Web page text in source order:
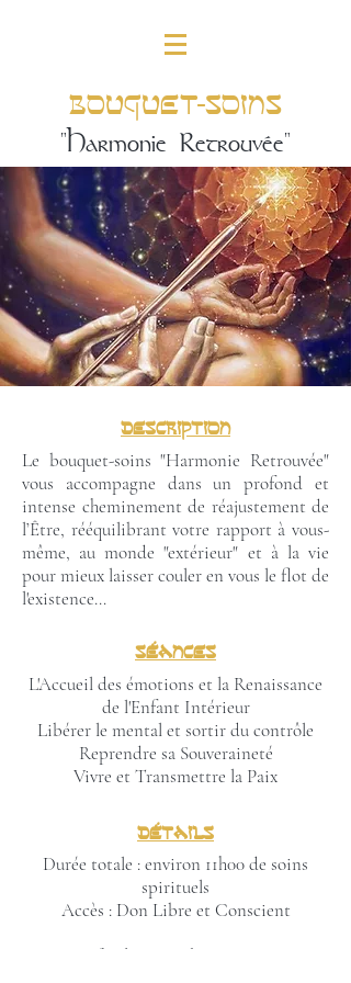
Bouquet-soins
"Harmonie Retrouvée"
Description
Le bouquet-soins "Harmonie Retrouvée"
vous accompagne dans un profond et
intense cheminement de réajustement de
l’Être, rééquilibrant votre rapport à vous-
même, au monde "extérieur" et à la vie
pour mieux laisser couler en vous le flot de
l'existence…
Séances
L'Accueil des émotions et la Renaissance
de l'Enfant Intérieur
Libérer le mental et sortir du contrôle
Reprendre sa Souveraineté
Vivre et Transmettre la Paix
Détails
Durée totale : environ 11h00 de soins
spirituels
Accès : Don Libre et Conscient
~ Une fois le "Don Libre et Conscient"